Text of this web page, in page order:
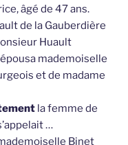
âgé de 47 ans.
de la Gauberdière
Huault
mademoiselle
et de madame
la femme de
…
Binet